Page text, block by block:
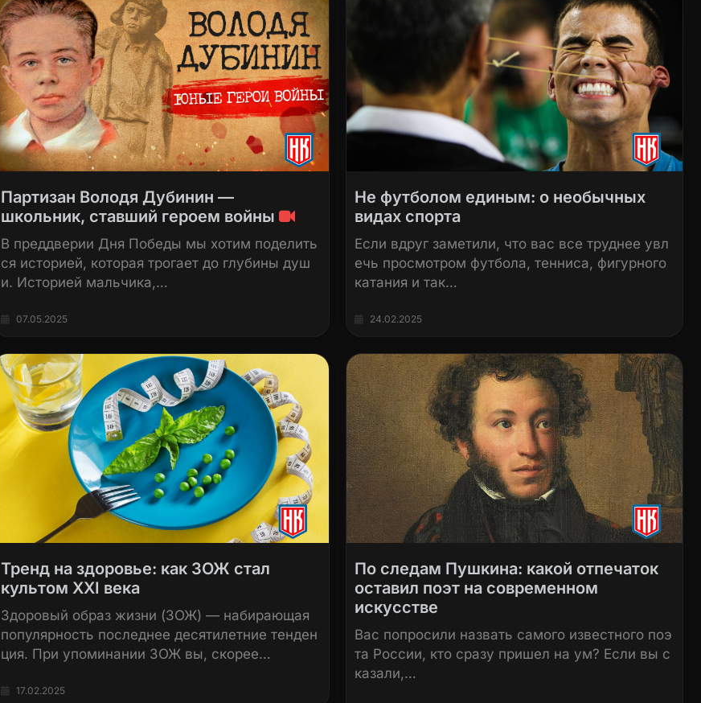
Партизан Володя Дубинин —
школьник, ставший героем войны
В преддверии Дня Победы мы хотим поделить
ся историей, которая трогает до глубины душ
и. Историей мальчика,…
07.05.2025
Не футболом единым: о необычных
видах спорта
Если вдруг заметили, что вас все труднее увл
ечь просмотром футбола, тенниса, фигурного
катания и так…
24.02.2025
Тренд на здоровье: как ЗОЖ стал
культом XXI века
Здоровый образ жизни (ЗОЖ) — набирающая
популярность последнее десятилетние тенден
ция. При упоминании ЗОЖ вы, скорее…
17.02.2025
По следам Пушкина: какой отпечаток
оставил поэт на современном
искусстве
Вас попросили назвать самого известного поэ
та России, кто сразу пришел на ум? Если вы с
казали,…